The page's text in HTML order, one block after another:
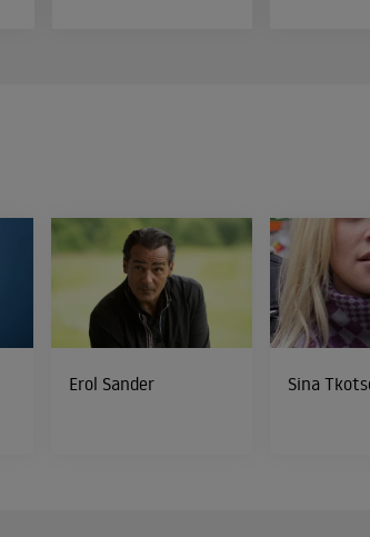
Erol Sander Sina